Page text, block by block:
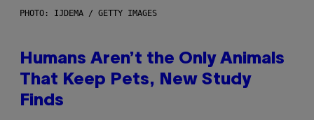
PHOTO: IJDEMA / GETTY IMAGES
Humans Aren’t the Only Animals
That Keep Pets, New Study
Finds